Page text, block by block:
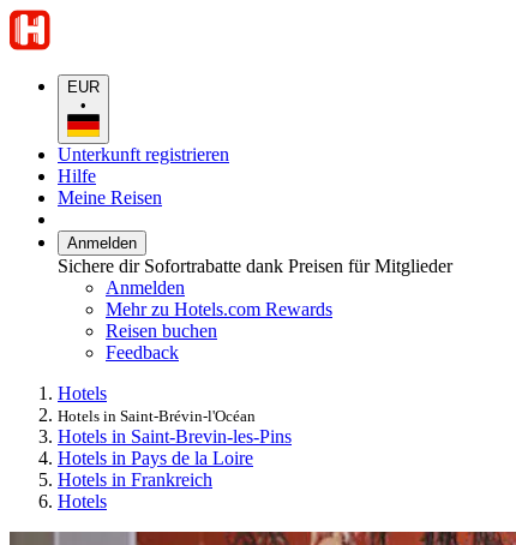
EUR
•
Unterkunft registrieren
Hilfe
Meine Reisen
Anmelden
Sichere dir Sofortrabatte dank Preisen für Mitglieder
Anmelden
Mehr zu Hotels.com Rewards
Reisen buchen
Feedback
Hotels
Hotels in Saint-Brévin-l'Océan
Hotels in Saint-Brevin-les-Pins
Hotels in Pays de la Loire
Hotels in Frankreich
Hotels